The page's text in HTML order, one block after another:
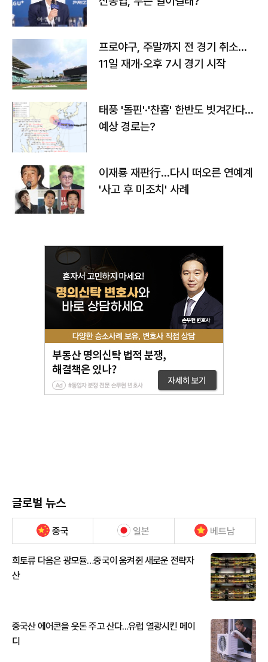
프로야구, 주말까지 전 경기 취소…
11일 재개·오후 7시 경기 시작
태풍 '돌핀'·'찬홈' 한반도 빗겨간다…
예상 경로는?
이재룡 재판行…다시 떠오른 연예계
'사고 후 미조치' 사례
글로벌 뉴스
중국 일본 베트남
희토류 다음은 광모듈…중국이 움켜쥔 새로운 전략자
산
중국산 에어콘을 웃돈 주고 산다...유럽 열광시킨 메이
디